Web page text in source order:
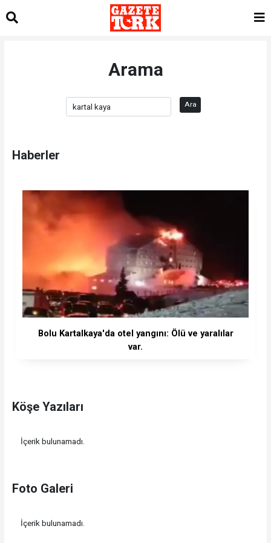
Arama
Ara
Haberler
Bolu Kartalkaya'da otel yangını: Ölü ve yaralılar
var.
Köşe Yazıları
İçerik bulunamadı.
Foto Galeri
İçerik bulunamadı.